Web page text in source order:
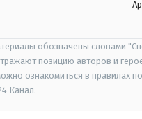
обозначены словами
позицию авторов и
ознакомиться в
Канал.